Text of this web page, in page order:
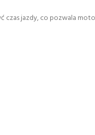
jazdy, co pozwala